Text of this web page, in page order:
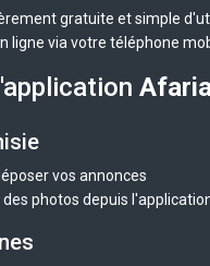
gratuite et simple
ligne via votre téléphone
vos annonces
photos depuis